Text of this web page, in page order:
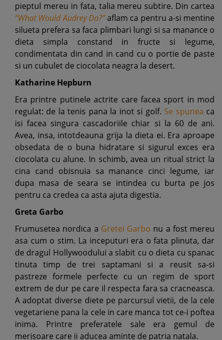
pieptul mereu in fata, talia mereu subtire. Din cartea
“What Would Audrey Do?”aflam ca pentru a-si mentine
silueta prefera sa faca plimbari lungi si sa manance o
dieta simpla constand in fructe si legume,
condimentata din cand in cand cu o portie de paste
si un cubulet de ciocolata neagra la desert.
Katharine Hepburn
Era printre putinele actrite care facea sport in mod
regulat: de la tenis pana la inot si golf. Se spunea ca
isi facea singura cascadoriile chiar si la 60 de ani.
Avea, insa, intotdeauna grija la dieta ei. Era aproape
obsedata de o buna hidratare si sigurul exces era
ciocolata cu alune. In schimb, avea un ritual strict la
cina cand obisnuia sa manance cinci legume, iar
dupa masa de seara se intindea cu burta pe jos
pentru ca credea ca asta ajuta digestia.
Greta Garbo
Frumusetea nordica a Gretei Garbo nu a fost mereu
asa cum o stim. La inceputuri era o fata plinuta, dar
de dragul Hollywoodului a slabit cu o dieta cu spanac
tinuta timp de trei saptamani si a reusit sa-si
pastreze formele perfecte cu un regim de sport
extrem de dur pe care il respecta fara sa cracneasca.
A adoptat diverse diete pe parcursul vietii, de la cele
vegetariene pana la cele in care manca tot ce-i poftea
inima. Printre preferatele sale era gemul de
merisoare care ii aducea aminte de patria natala.